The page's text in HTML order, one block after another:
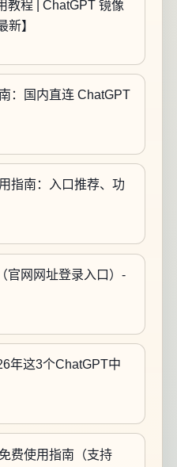
教程 | ChatGPT 镜像
新】
：国内直连 ChatGPT
指南：入口推荐、功
官网网址登录入口）-
年这3个ChatGPT中
费使用指南（支持